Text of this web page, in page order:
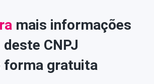
mais informações
deste CNPJ
forma gratuita